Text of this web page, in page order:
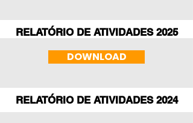
RELATÓRIO DE ATIVIDADES 2025
DOWNLOAD
RELATÓRIO DE ATIVIDADES 2024